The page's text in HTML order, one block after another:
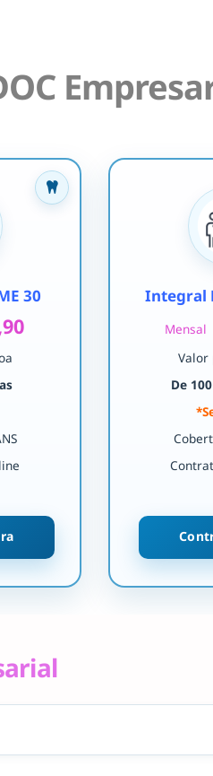
30 Integral
Mensal
Valor
De